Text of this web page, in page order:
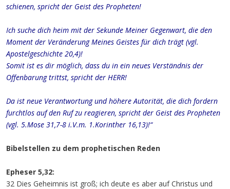
schienen, spricht der Geist des Propheten!
Ich suche dich heim mit der Sekunde Meiner Gegenwart, die den
Moment der Veränderung Meines Geistes für dich trägt (vgl.
Apostelgeschichte 20,4)!
Somit ist es dir möglich, dass du in ein neues Verständnis der
Offenbarung trittst, spricht der HERR!
Da ist neue Verantwortung und höhere Autorität, die dich fordern
furchtlos auf den Ruf zu reagieren, spricht der Geist des Propheten
(vgl. 5.Mose 31,7-8 i.V.m. 1.Korinther 16,13)!“
Bibelstellen zu dem prophetischen Reden
Epheser 5,32:
32 Dies Geheimnis ist groß; ich deute es aber auf Christus und